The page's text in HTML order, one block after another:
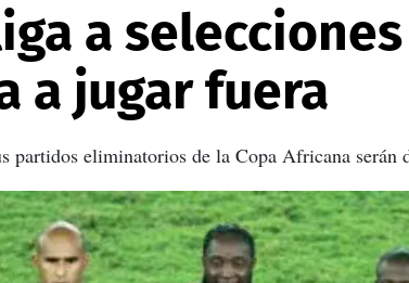
a
a jugar fuera
partidos eliminatorios de la Copa Africana serán